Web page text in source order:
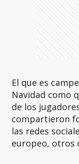
El que es
Navidad como
de los
compartieron
las redes
europeo, otros